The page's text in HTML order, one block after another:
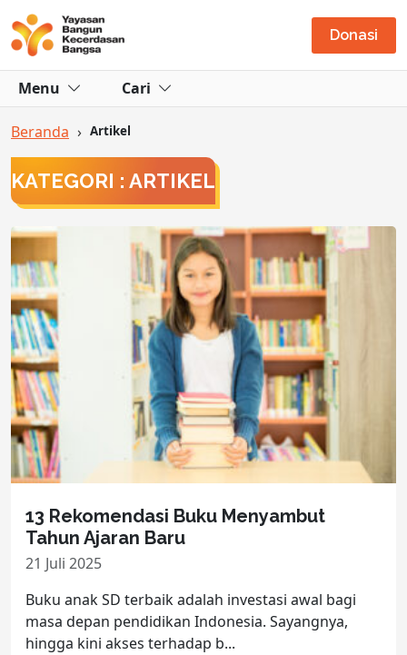
Donasi
Menu Cari
Beranda › Artikel
KATEGORI : ARTIKEL
13 Rekomendasi Buku Menyambut
Tahun Ajaran Baru
21 Juli 2025
Buku anak SD terbaik adalah investasi awal bagi
masa depan pendidikan Indonesia. Sayangnya,
hingga kini akses terhadap b...